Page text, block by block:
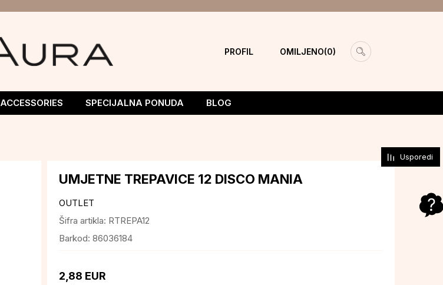
PROFIL 0
OMILJENO
ACCESSORIES SPECIJALNA PONUDA BLOG
UMJETNE TREPAVICE 12 DISCO MANIA
OUTLET
Šifra artikla: RTREPA12
Barkod: 86036184
2,88 EUR
Usporedi